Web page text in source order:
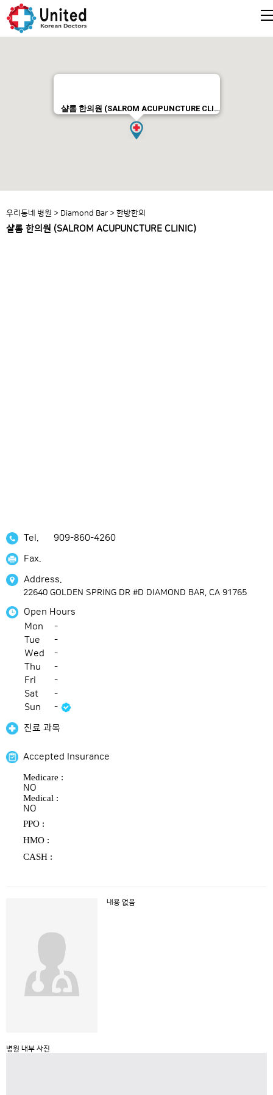
샬롬 한의원 (SALROM ACUPUNCTURE CLI…
우리동네 병원 > Diamond Bar > 한방한의
샬롬 한의원 (SALROM ACUPUNCTURE CLINIC)
Tel. 909-860-4260
Fax.
Address.
22640 GOLDEN SPRING DR #D DIAMOND BAR, CA 91765
Open Hours
Mon
-
Tue
-
Wed
-
Thu
-
Fri
-
Sat
-
Sun
-
진료 과목
Accepted Insurance
Medicare :
NO
Medical :
NO
PPO :
HMO :
CASH :
내용 없음
병원 내부 사진